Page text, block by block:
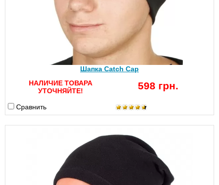
Шапка Catch Cap
НАЛИЧИЕ ТОВАРА
УТОЧНЯЙТЕ!
598 грн.
Сравнить